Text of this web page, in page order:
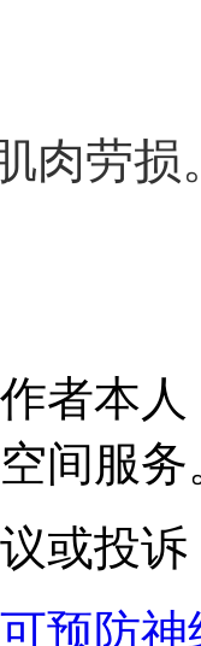
肉劳
者本
间服务
或投诉
预防